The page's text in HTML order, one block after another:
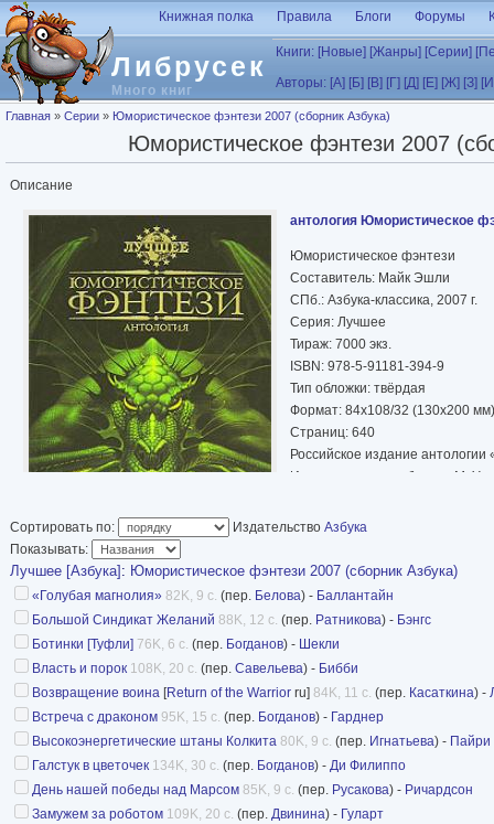
Перейти к основному содержанию
Либрусек
Много книг
Книжная полка Правила Блоги Форумы
Книги: [Новые] [Жанры] [Серии]
Авторы: [А] [Б] [В] [Г] [Д] [Е] [Ж] [З]
Вы здесь
Главная » Серии » Юмористическое фэнтези 2007 (сборник Азбука)
Юмористическое фэнтези 2007
Описание
антология Юмористическое
Юмористическое фэнтези
Составитель: Майк Эшли
СПб.: Азбука-классика, 2007 г.
Серия: Лучшее
Тираж: 7000 экз.
ISBN: 978-5-91181-394-9
Тип обложки: твёрдая
Формат: 84x108/32 (130x200 мм)
Страниц: 640
Российское издание
Иллюстрация на обложке М.
Нил Гейман. Недозволенные
безымянном доме ночью ужасного хотения (рассказ, перевод Н.
Тони Баллантайн. Голубая магнолия (рассказ, перевод С. Беловой),
Стивен Пайри. Высокоэнергетические штаны Колкита (рассказ,
Адам Робертс. Уничтожение вредителей (рассказ, перевод И.
Том Холт. Не та планета (рассказ, перевод Н. Алёшиной), стр. 76-104
Лэрд Лонг. Возвращение воина (рассказ, перевод А. Касаткиной),
Дэвид Лэнгфорд. Рождественские забавы (рассказ, перевод Д.
Фрэнк Р. Стоктон. Рождество Стивена Скэрриджа (рассказ, перевод
Роберт Лой. Песня за полпенса (рассказ, перевод И. Русаковой),
Дэмиен Бродерик. Прыжок сквозь вселенную (рассказ, перевод О.
Сортировать по: Издательство Азбука
Показывать:
Лучшее [Азбука] : Юмористическое фэнтези 2007 (сборник Азбука)
«Голубая магнолия» 82K, 9 с. (пер. Белова) - Баллантайн
Большой Синдикат Желаний 88K, 12 с. (пер. Ратникова) - Бэнгс
Ботинки [Туфли] 76K, 6 с. (пер. Богданов) - Шекли
Власть и порок 108K, 20 с. (пер. Савельева) - Бибби
Возвращение воина [Return of the Warrior ru] 84K, 11 с. (пер. Касаткина) -
Встреча с драконом 95K, 15 с. (пер. Богданов) - Гарднер
Высокоэнергетические штаны Колкита 80K, 9 с. (пер. Игнатьева) - Пайри
Галстук в цветочек 134K, 30 с. (пер. Богданов) - Ди Филиппо
День нашей победы над Марсом 85K, 9 с. (пер. Русакова) - Ричардсон
Замужем за роботом 109K, 20 с. (пер. Двинина) - Гуларт